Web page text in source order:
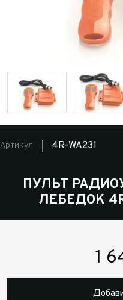
Артикул 4R-WA231
ПУЛЬТ
ЛЕБЕДОК
1